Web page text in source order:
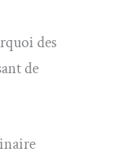
des
de